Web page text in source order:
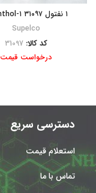
۱ نفتول ۳۱۰۹۷ ۱-Naphthol
Supelco
کد کالا:31097
درخواست قیمت
دسترسی سریع
استعلام قیمت
تماس با ما